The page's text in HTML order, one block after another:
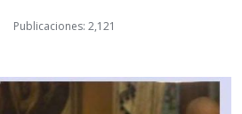
Publicaciones: 2,121